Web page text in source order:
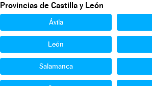
Provincias de Castilla y León
Ávila
León
Salamanca